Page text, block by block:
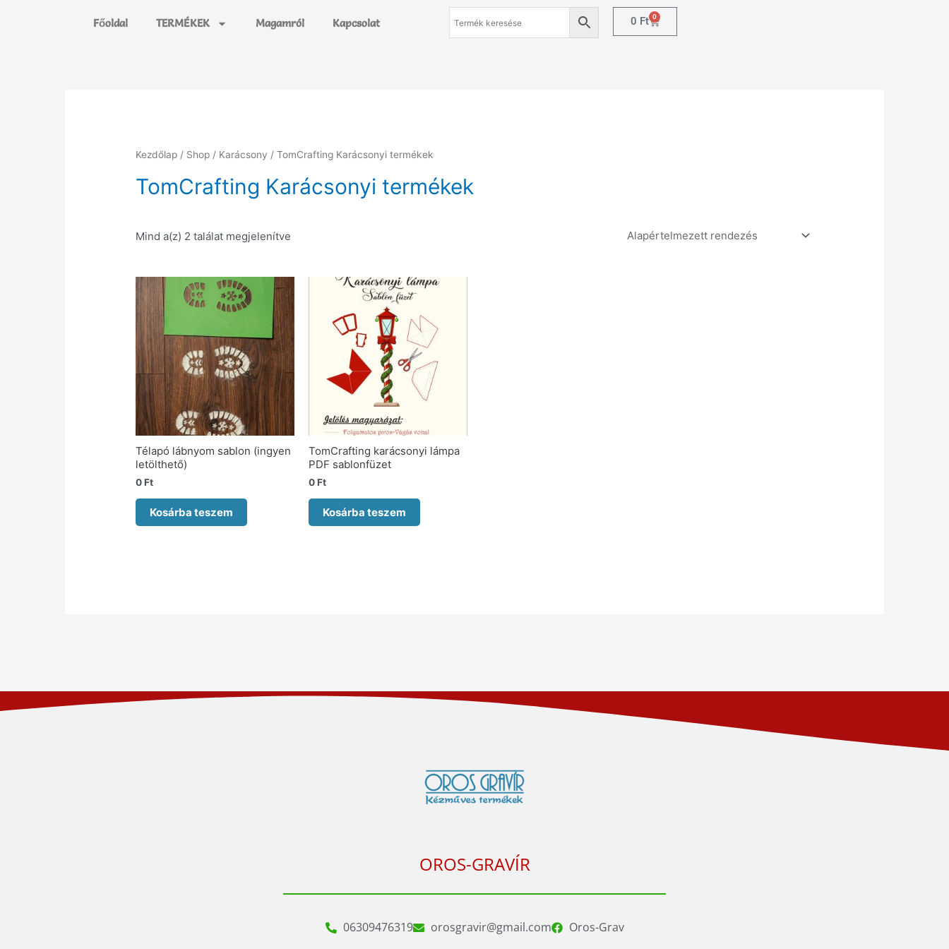
Főoldal TERMÉKEK Magamról Kapcsolat 0 Ft 0
Kezdőlap / Shop / Karácsony / TomCrafting Karácsonyi termékek
TomCrafting Karácsonyi termékek
Mind a(z) 2 találat megjelenítve
Télapó lábnyom sablon (ingyen
letölthető)
0Ft
Kosárba teszem
TomCrafting karácsonyi lámpa
PDF sablonfüzet
0Ft
Kosárba teszem
OROS-GRAVÍR
06309476319 orosgravir@gmail.com Oros-Grav